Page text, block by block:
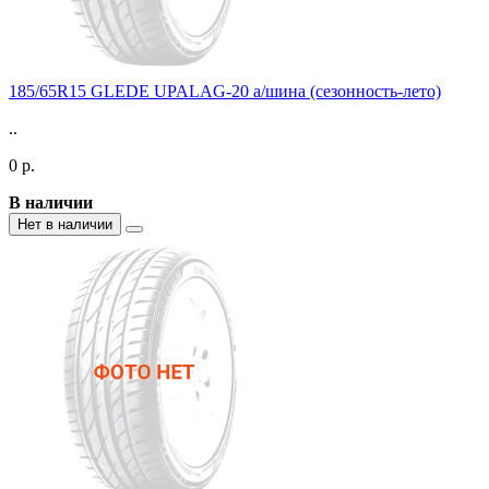
185/65R15 GLEDE UPALAG-20 а/шина (сезонность-лето)
..
0 р.
В наличии
Нет в наличии